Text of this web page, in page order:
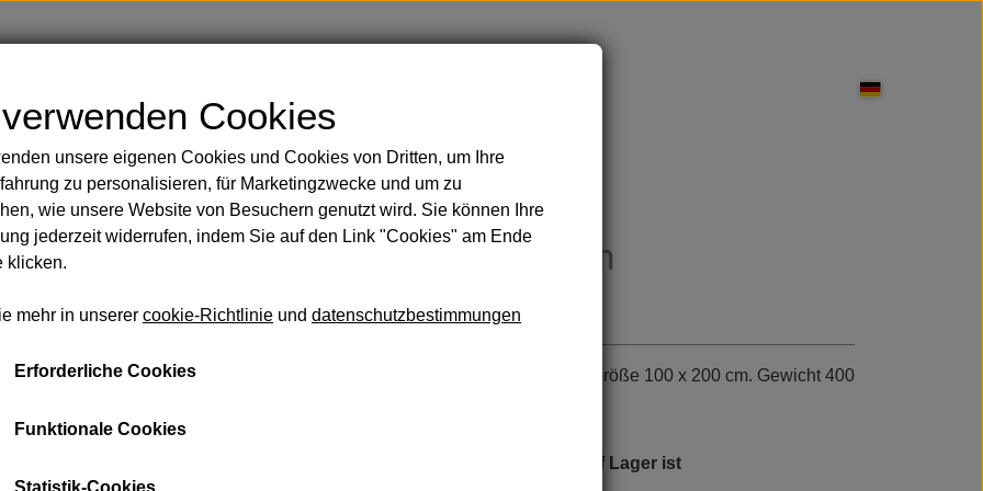
Rasur
und Körper
Öle
Handbemalte Duschvorhänge Körperpflege
und Taschen
Handtücher
Seife und Shampoo Lakritz und Leckereien
Hammam-Handtuch, staubig grün
Hammam-Handtuch, staubig grün
€ 30,64
Strapazierfähiges Hamam-Handtuch aus 100% recycelter Baumwolle. Größe 100 x 200 cm. Gewicht 400
Leider kann das Produkt nicht gekauft werden, da es nicht mehr auf Lager ist
Cookies
unsere eigenen Cookies und Cookies von Dritten, um Ihre
zu personalisieren, für Marketingzwecke und um zu
wie unsere Website von Besuchern genutzt wird. Sie können Ihre
jederzeit widerrufen, indem Sie auf den Link "Cookies" am Ende
klicken.
mehr in unserer cookie-Richtlinie und datenschutzbestimmungen
Erforderliche Cookies
Funktionale Cookies
Statistik-Cookies